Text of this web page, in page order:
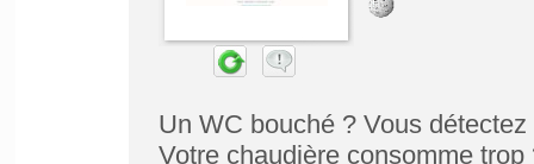
Un WC bouché ? Vous
Votre chaudière consomme